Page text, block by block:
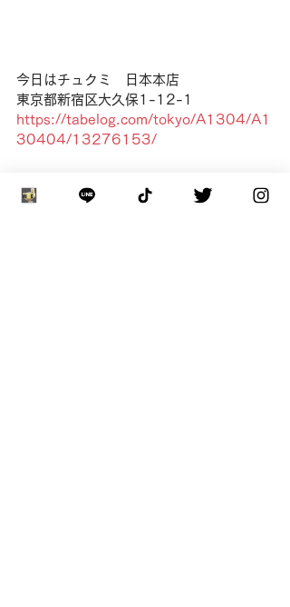
今日はチュクミ　日本本店
東京都新宿区大久保1-12-1
https://tabelog.com/tokyo/A1304/A1
30404/13276153/
きゃ！